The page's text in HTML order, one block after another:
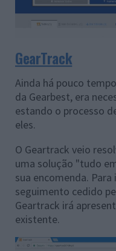
GearTrack
Ainda há pouco
da Gearbest, era
estando o processo
eles.
O Geartrack veio
uma solução "tudo
sua encomenda.
seguimento cedido
Geartrack irá
existente.